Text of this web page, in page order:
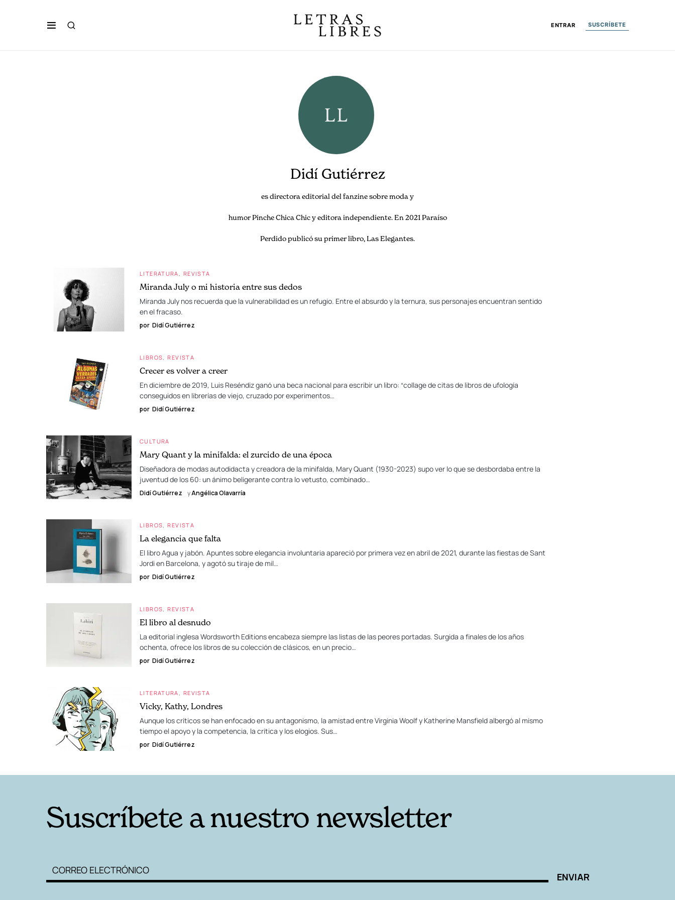
ENTRAR SUSCRÍBETE
Didí Gutiérrez
es directora editorial del fanzine sobre moda y
humor Pinche Chica Chic y editora independiente. En 2021 Paraíso
Perdido publicó su primer libro, Las Elegantes.
LITERATURA REVISTA
Miranda July o mi historia entre sus dedos
Miranda July nos recuerda que la vulnerabilidad es un refugio. Entre el absurdo y la ternura, sus personajes encuentran sentido
en el fracaso.
por Didí Gutiérrez
LIBROS REVISTA
Crecer es volver a creer
En diciembre de 2019, Luis Reséndiz ganó una beca nacional para escribir un libro: “collage de citas de libros de ufología
conseguidos en librerías de viejo, cruzado por experimentos…
por Didí Gutiérrez
CULTURA
Mary Quant y la minifalda: el zurcido de una época
Diseñadora de modas autodidacta y creadora de la minifalda, Mary Quant (1930-2023) supo ver lo que se desbordaba entre la
juventud de los 60: un ánimo beligerante contra lo vetusto, combinado…
Didí Gutiérrez yAngélica Olavarría
LIBROS REVISTA
La elegancia que falta
El libro Agua y jabón. Apuntes sobre elegancia involuntaria apareció por primera vez en abril de 2021, durante las fiestas de Sant
Jordi en Barcelona, y agotó su tiraje de mil…
por Didí Gutiérrez
LIBROS REVISTA
El libro al desnudo
La editorial inglesa Wordsworth Editions encabeza siempre las listas de las peores portadas. Surgida a finales de los años
ochenta, ofrece los libros de su colección de clásicos, en un precio…
por Didí Gutiérrez
LITERATURA REVISTA
Vicky, Kathy, Londres
Aunque los críticos se han enfocado en su antagonismo, la amistad entre Virginia Woolf y Katherine Mansfield albergó al mismo
tiempo el apoyo y la competencia, la crítica y los elogios. Sus…
por Didí Gutiérrez
Suscríbete a nuestro newsletter